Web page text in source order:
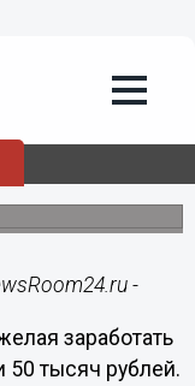
и
-
заработать
50 тысяч рублей.